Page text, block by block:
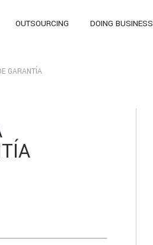
OUTSOURCING DOING BUSINESS
GARANTÍA